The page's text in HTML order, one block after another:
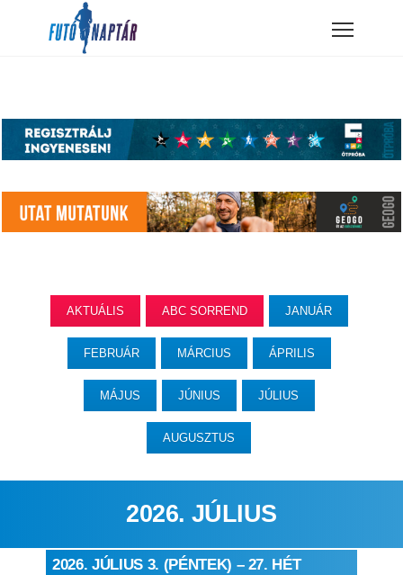
AKTUÁLIS ABC SORREND JANUÁR
FEBRUÁR MÁRCIUS ÁPRILIS
MÁJUS JÚNIUS JÚLIUS
AUGUSZTUS
2026. JÚLIUS
2026. JÚLIUS 3. (PÉNTEK) – 27. HÉT